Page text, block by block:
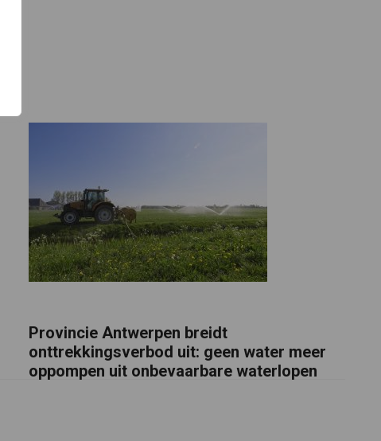
Provincie Antwerpen breidt
onttrekkingsverbod uit: geen water meer
oppompen uit onbevaarbare waterlopen